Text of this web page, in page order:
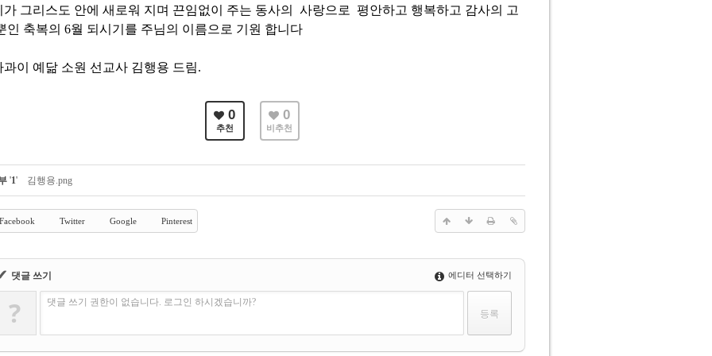
가 그리스도 안에 새로워 지며 끈임없이 주는 동사의 사랑으로 평안하고 행복하고 감사의 고
인 축복의 6월 되시기를 주님의 이름으로 기원 합니다
과이 예닮 소원 선교사 김행용 드림.
0
추천
0
비추천
'1' 김행용.png
Facebook Twitter Google Pinterest
댓글 쓰기 에디터 선택하기
? 댓글 쓰기 권한이 없습니다. 로그인 하시겠습니까?